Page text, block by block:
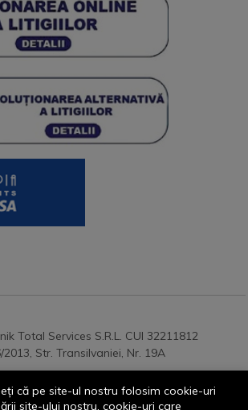
Total Services S.R.L. CUI 32211812
2013, Str. Transilvaniei, Nr. 19A
că pe site-ul nostru folosim cookie-uri
site-ului nostru, cookie-uri care